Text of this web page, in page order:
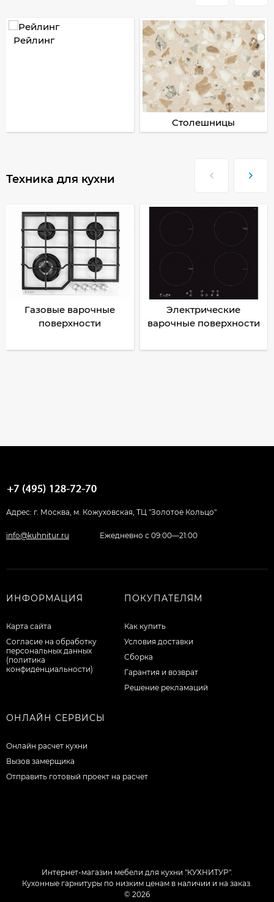
Рейлинг
Столешницы
Техника для кухни
Газовые варочные
поверхности
Электрические
варочные поверхности
Адрес: г. Москва, м. Кожуховская, ТЦ "Золотое Кольцо"
info@kuhnitur.ru Ежедневно с 09:00—21:00
ИНФОРМАЦИЯ
Карта сайта
Согласие на обработку
персональных данных
(политика
конфиденциальности)
ПОКУПАТЕЛЯМ
Как купить
Условия доставки
Сборка
Гарантия и возврат
Решение рекламаций
ОНЛАЙН СЕРВИСЫ
Онлайн расчет кухни
Вызов замерщика
Отправить готовый проект на расчет
Интернет-магазин мебели для кухни "КУХНИТУР".
Кухонные гарнитуры по низким ценам в наличии и на заказ.
© 2026